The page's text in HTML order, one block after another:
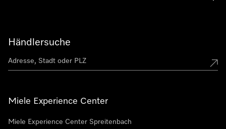
Händlersuche
Miele Experience Center
Miele Experience Center Spreitenbach